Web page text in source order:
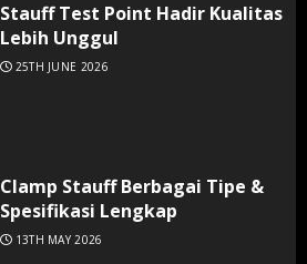
Stauff Test Point Hadir Kualitas
Lebih Unggul
25TH JUNE 2026
Clamp Stauff Berbagai Tipe &
Spesifikasi Lengkap
13TH MAY 2026